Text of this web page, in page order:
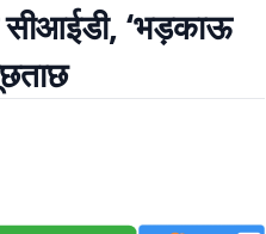
सीआईडी, ‘भड़काऊ